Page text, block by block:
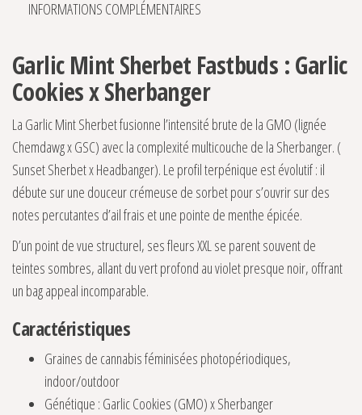
INFORMATIONS COMPLÉMENTAIRES
Garlic Mint Sherbet Fastbuds : Garlic
Cookies x Sherbanger
La Garlic Mint Sherbet fusionne l’intensité brute de la GMO (lignée
Chemdawg x GSC) avec la complexité multicouche de la Sherbanger. (
Sunset Sherbet x Headbanger). Le profil terpénique est évolutif : il
débute sur une douceur crémeuse de sorbet pour s’ouvrir sur des
notes percutantes d’ail frais et une pointe de menthe épicée.
D’un point de vue structurel, ses fleurs XXL se parent souvent de
teintes sombres, allant du vert profond au violet presque noir, offrant
un bag appeal incomparable.
Caractéristiques
Graines de cannabis féminisées photopériodiques,
indoor/outdoor
Génétique : Garlic Cookies (GMO) x Sherbanger